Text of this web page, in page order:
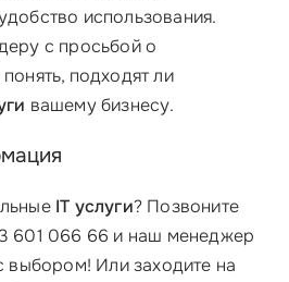
использования.
с просьбой о
подходят ли
вашему бизнесу.
IT услуги? Позвоните
601 066 66 и наш менеджер
выбором! Или заходите на